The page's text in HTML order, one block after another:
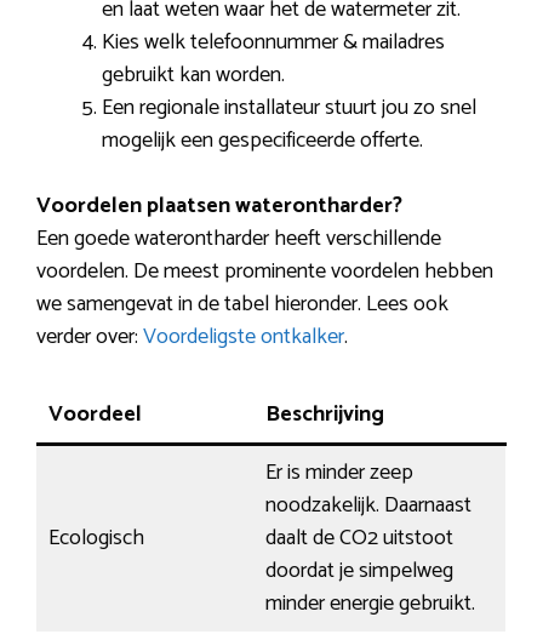
en laat weten waar het de watermeter zit.
Kies welk telefoonnummer & mailadres
gebruikt kan worden.
Een regionale installateur stuurt jou zo snel
mogelijk een gespecificeerde offerte.
Voordelen plaatsen waterontharder?
Een goede waterontharder heeft verschillende
voordelen. De meest prominente voordelen hebben
we samengevat in de tabel hieronder. Lees ook
verder over:Voordeligste ontkalker.
Voordeel Beschrijving
Ecologisch
Er is minder zeep
noodzakelijk. Daarnaast
daalt de CO2 uitstoot
doordat je simpelweg
minder energie gebruikt.